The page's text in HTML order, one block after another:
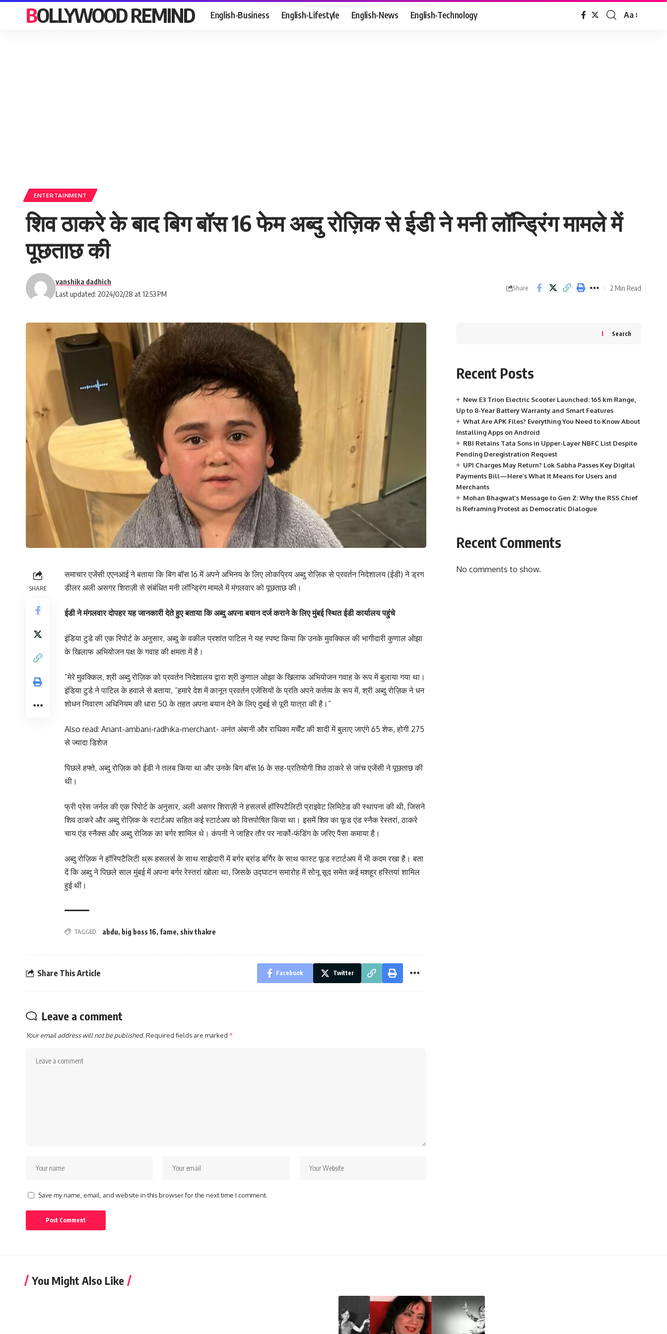
BOLLYWOOD REMIND English-Business English-Lifestyle English-News English-Technology
Font
Aa
ENTERTAINMENT
शिव ठाकरे के बाद बिग बॉस 16 फेम अब्दु रोज़िक से ईडी ने मनी लॉन्ड्रिंग मामले में
पूछताछ की
Last updated: 2024/02/28 at 12:53 PM
vanshika dadhich
Share 2 Min Read
SHARE
समाचार एजेंसी एएनआई ने बताया कि बिग बॉस 16 में अपने अभिनय के लिए लोकप्रिय अब्दु रोज़िक से प्रवर्तन निदेशालय (ईडी) ने ड्रग
डीलर अली असगर शिराज़ी से संबंधित मनी लॉन्ड्रिंग मामले में मंगलवार को पूछताछ की।
ईडी ने मंगलवार दोपहर यह जानकारी देते हुए बताया कि अब्दु अपना बयान दर्ज कराने के लिए मुंबई स्थित ईडी कार्यालय पहुंचे
इंडिया टुडे की एक रिपोर्ट के अनुसार, अब्दु के वकील प्रशांत पाटिल ने यह स्पष्ट किया कि उनके मुवक्किल की भागीदारी कुणाल ओझा
के खिलाफ अभियोजन पक्ष के गवाह की क्षमता में है।
”मेरे मुवक्किल, श्री अब्दु रोज़िक को प्रवर्तन निदेशालय द्वारा श्री कुणाल ओझा के खिलाफ अभियोजन गवाह के रूप में बुलाया गया था।
इंडिया टुडे ने पाटिल के हवाले से बताया, ”हमारे देश में कानून प्रवर्तन एजेंसियों के प्रति अपने कर्तव्य के रूप में, श्री अब्दु रोज़िक ने धन
शोधन निवारण अधिनियम की धारा 50 के तहत अपना बयान देने के लिए दुबई से पूरी यात्रा की है।”
Also read: Anant-ambani-radhika-merchant- अनंत अंबानी और राधिका मर्चेंट की शादी में बुलाए जाएंगे 65 शेफ, होगी 275
से ज्यादा डिशेज
पिछले हफ्ते, अब्दु रोज़िक को ईडी ने तलब किया था और उनके बिग बॉस 16 के सह-प्रतियोगी शिव ठाकरे से जांच एजेंसी ने पूछताछ की
थी।
फ्री प्रेस जर्नल की एक रिपोर्ट के अनुसार, अली असगर शिराज़ी ने हसलर्स हॉस्पिटैलिटी प्राइवेट लिमिटेड की स्थापना की थी, जिसने
शिव ठाकरे और अब्दु रोज़िक के स्टार्टअप सहित कई स्टार्टअप को वित्तपोषित किया था। इसमें शिव का फूड एंड स्नैक रेस्तरां, ठाकरे
चाय एंड स्नैक्स और अब्दु रोजिक का बर्गर शामिल थे। कंपनी ने जाहिर तौर पर नार्को-फंडिंग के जरिए पैसा कमाया है।
अब्दु रोज़िक ने हॉस्पिटैलिटी थ्रू हसलर्स के साथ साझेदारी में बर्गर ब्रांड बर्गिर के साथ फास्ट फूड स्टार्टअप में भी कदम रखा है। बता
दें कि अब्दु ने पिछले साल मुंबई में अपना बर्गर रेस्तरां खोला था, जिसके उद्घाटन समारोह में सोनू सूद समेत कई मशहूर हस्तियां शामिल
हुई थीं।
TAGGED: abdu, big boss 16, fame, shiv thakre
Share This Article Facebook Twitter
Leave a comment
Your email address will not be published.Required fields are marked *
Save my name, email, and website in this browser for the next time I comment.
Search
Recent Posts
New E3 Trion Electric Scooter Launched: 165 km Range,
Up to 8-Year Battery Warranty and Smart Features
What Are APK Files? Everything You Need to Know About
Installing Apps on Android
RBI Retains Tata Sons in Upper-Layer NBFC List Despite
Pending Deregistration Request
UPI Charges May Return? Lok Sabha Passes Key Digital
Payments Bill—Here’s What It Means for Users and
Merchants
Mohan Bhagwat’s Message to Gen Z: Why the RSS Chief
Is Reframing Protest as Democratic Dialogue
Recent Comments
No comments to show.
You Might Also Like